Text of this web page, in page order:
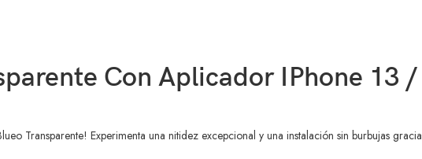
Con Aplicador IPhone 13 /
Transparente! Experimenta una nitidez excepcional y una instalación sin burbujas